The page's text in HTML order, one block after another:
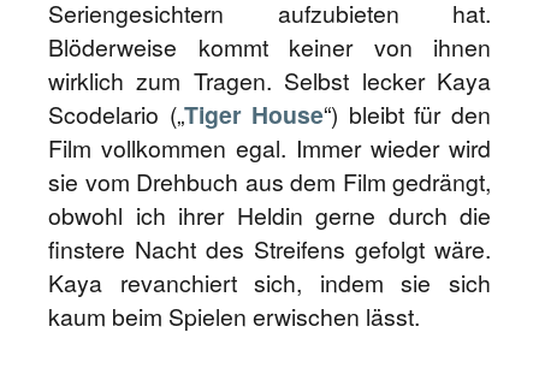
Seriengesichtern aufzubieten hat.
Blöderweise kommt keiner von ihnen
wirklich zum Tragen. Selbst lecker Kaya
Scodelario („Tiger House“) bleibt für den
Film vollkommen egal. Immer wieder wird
sie vom Drehbuch aus dem Film gedrängt,
obwohl ich ihrer Heldin gerne durch die
finstere Nacht des Streifens gefolgt wäre.
Kaya revanchiert sich, indem sie sich
kaum beim Spielen erwischen lässt.